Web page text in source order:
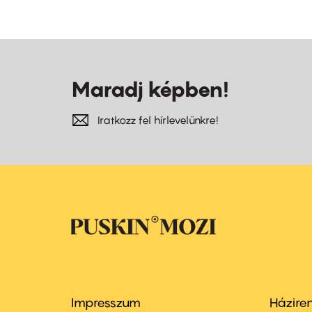
Maradj képben!
Iratkozz fel hírlevelünkre!
Impresszum